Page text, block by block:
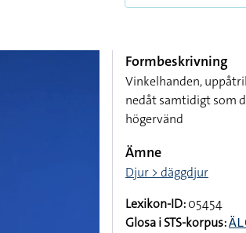
Formbeskrivning
Vinkelhanden,
nedåt samtidigt som
högervänd
Ämne
Djur > däggdjur
Lexikon-ID:05454
Glosa i STS-korpus: